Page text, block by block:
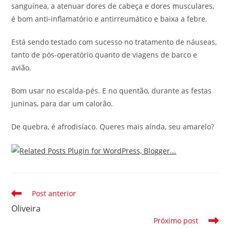
sanguínea, a atenuar dores de cabeça e dores musculares,
é bom anti-inflamatório e antirreumático e baixa a febre.
Está sendo testado com sucesso no tratamento de náuseas,
tanto de pós-operatório quanto de viagens de barco e
avião.
Bom usar no escalda-pés. E no quentão, durante as festas
juninas, para dar um calorão.
De quebra, é afrodisíaco. Queres mais ainda, seu amarelo?
Leia
artigos
Post anterior
Oliveira
Próximo post